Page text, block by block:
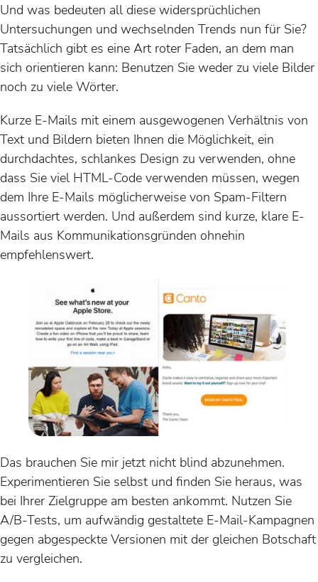
Und was bedeuten all diese widersprüchlichen
Untersuchungen und wechselnden Trends nun für Sie?
Tatsächlich gibt es eine Art roter Faden, an dem man
sich orientieren kann: Benutzen Sie weder zu viele Bilder
noch zu viele Wörter.
Kurze E-Mails mit einem ausgewogenen Verhältnis von
Text und Bildern bieten Ihnen die Möglichkeit, ein
durchdachtes, schlankes Design zu verwenden, ohne
dass Sie viel HTML-Code verwenden müssen, wegen
dem Ihre E-Mails möglicherweise von Spam-Filtern
aussortiert werden. Und außerdem sind kurze, klare E-
Mails aus Kommunikationsgründen ohnehin
empfehlenswert.
Das brauchen Sie mir jetzt nicht blind abzunehmen.
Experimentieren Sie selbst und finden Sie heraus, was
bei Ihrer Zielgruppe am besten ankommt. Nutzen Sie
A/B-Tests, um aufwändig gestaltete E-Mail-Kampagnen
gegen abgespeckte Versionen mit der gleichen Botschaft
zu vergleichen.